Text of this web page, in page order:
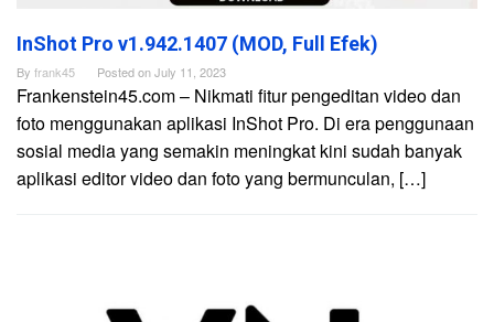
InShot Pro v1.942.1407 (MOD, Full Efek)
By frank45 Posted onJuly 11, 2023
Frankenstein45.com – Nikmati fitur pengeditan video dan
foto menggunakan aplikasi InShot Pro. Di era penggunaan
sosial media yang semakin meningkat kini sudah banyak
aplikasi editor video dan foto yang bermunculan, […]